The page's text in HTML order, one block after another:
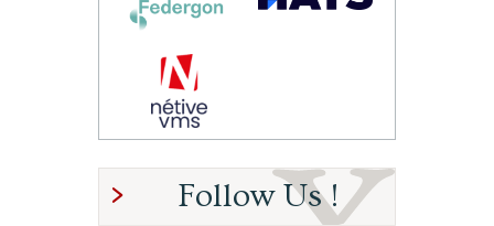
Follow Us !